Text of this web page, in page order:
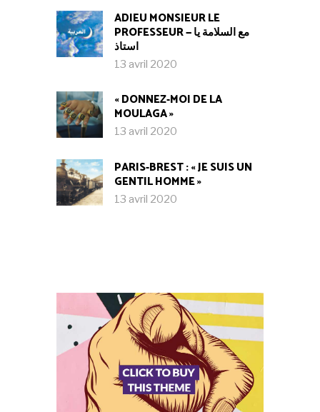
ADIEU MONSIEUR LE
PROFESSEUR — مع السلامة يا
استاذ
13 avril 2020
« DONNEZ-MOI DE LA
MOULAGA »
13 avril 2020
PARIS-BREST : « JE SUIS UN
GENTIL HOMME »
13 avril 2020